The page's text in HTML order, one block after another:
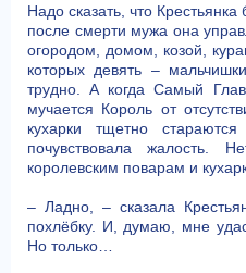
Надо сказать, что
после смерти мужа она
огородом, домом, козой,
которых девять –
трудно. А когда Самый
мучается Король от
кухарки тщетно
почувствовала
королевским поварам и
– Ладно, – сказала
похлёбку. И, думаю, мне
Но только…